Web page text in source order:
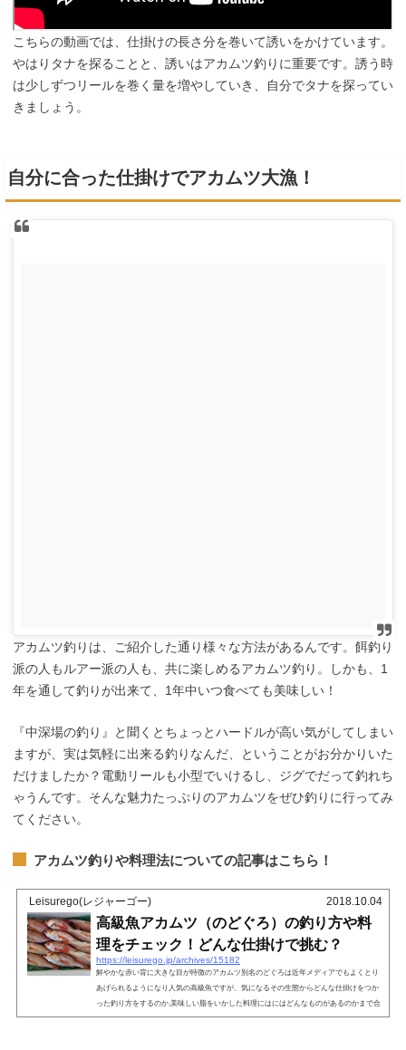
こちらの動画では、仕掛けの長さ分を巻いて誘いをかけています。
やはりタナを探ることと、誘いはアカムツ釣りに重要です。誘う時
は少しずつリールを巻く量を増やしていき、自分でタナを探ってい
きましょう。
自分に合った仕掛けでアカムツ大漁！
アカムツ釣りは、ご紹介した通り様々な方法があるんです。餌釣り
派の人もルアー派の人も、共に楽しめるアカムツ釣り。しかも、1
年を通して釣りが出来て、1年中いつ食べても美味しい！
『中深場の釣り』と聞くとちょっとハードルが高い気がしてしまい
ますが、実は気軽に出来る釣りなんだ、ということがお分かりいた
だけましたか？電動リールも小型でいけるし、ジグでだって釣れち
ゃうんです。そんな魅力たっぷりのアカムツをぜひ釣りに行ってみ
てください。
アカムツ釣りや料理法についての記事はこちら！
Leisurego(レジャーゴー) 2018.10.04
高級魚アカムツ（のどぐろ）の釣り方や料
理をチェック！どんな仕掛けで挑む？
https://leisurego.jp/archives/15182
鮮やかな赤い背に大きな目が特徴のアカムツ別名のどぐろは近年メディアでもよくとり
あげられるようになり人気の高級魚ですが、気になるその生態からどんな仕掛けをつか
った釣り方をするのか,美味しい脂をいかした料理にはにはどんなものがあるのかまで合
わせてご紹介します。アカムツの特徴と生態特徴スズキ目スズキ亜目ホタルジャコ科で